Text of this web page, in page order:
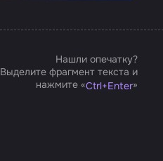
Нашли опечатку?
Выделите фрагмент текста и
нажмите «Ctrl+Enter»